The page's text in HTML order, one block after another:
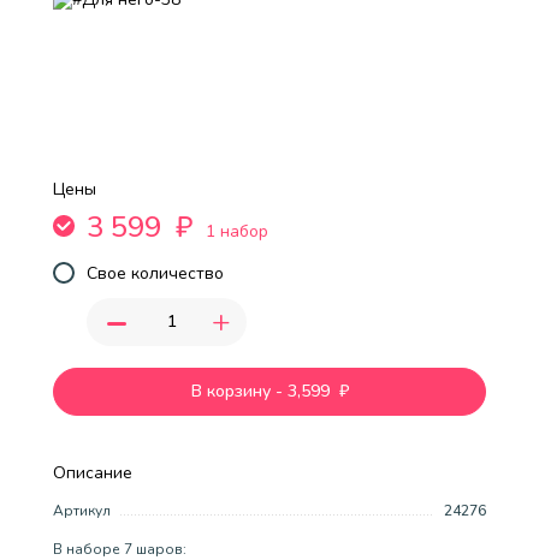
Описание
Артикул
24276
В наборе 7 шаров:
Цены
3 599 ₽
1 набор
Свое количество
- +
В корзину - 3,599 ₽